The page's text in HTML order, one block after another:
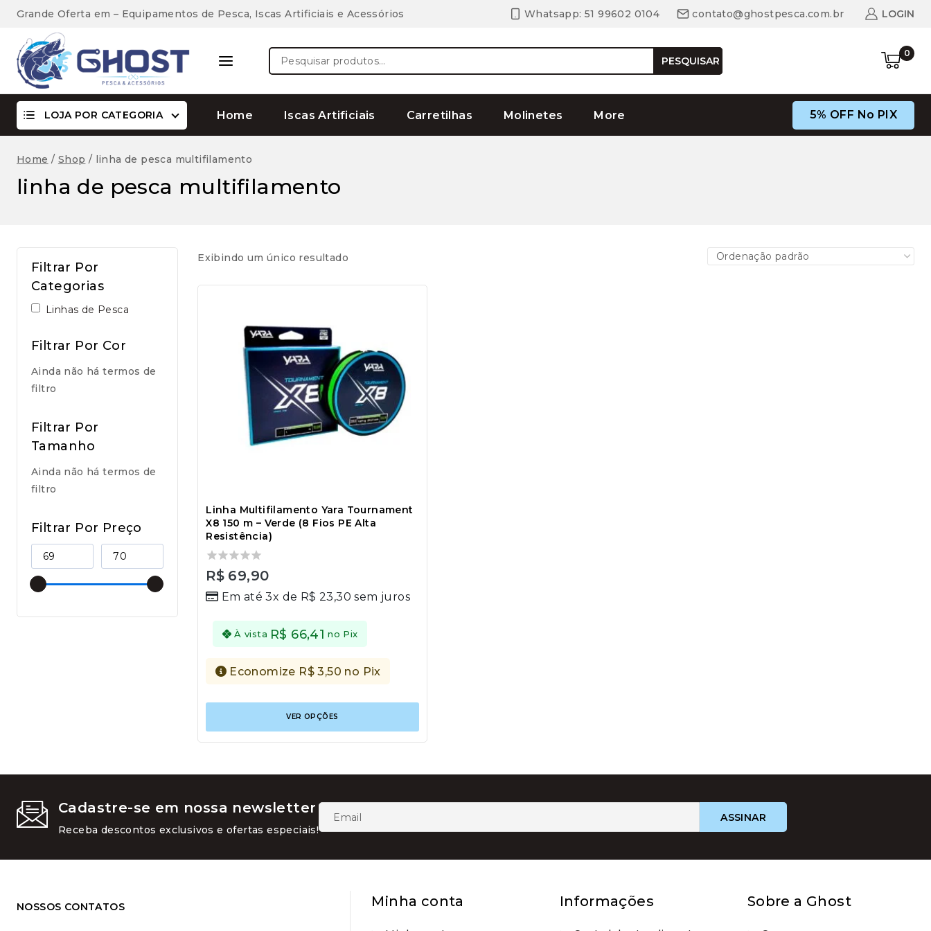
Grande Oferta em – Equipamentos de Pesca, Iscas Artificiais e Acessórios Whatsapp: 51 99602 0104 contato@ghostpesca.com.br LOGIN
Pesquisar
por:
PESQUISAR
0
LOJA POR CATEGORIA Home Iscas Artificiais Carretilhas Molinetes More 5% OFF No PIX
Home / Shop / linha de pesca multifilamento
linha de pesca multifilamento
Exibindo um único resultado
Linha Multifilamento Yara Tournament
X8 150 m – Verde (8 Fios PE Alta
Resistência)
0
of
R$ 69,90
Em até 3x de R$23,30 sem juros
À vista R$ 66,41 no Pix
Economize R$3,50 no Pix
VER OPÇÕES
Este
tem
várias
na
do
Filtrar Por
Categorias
Linhas de Pesca
Filtrar Por Cor
Ainda não há termos de
filtro
Filtrar Por
Tamanho
Ainda não há termos de
filtro
Filtrar Por Preço
Cadastre-se em nossa newsletter
Receba descontos exclusivos e ofertas especiais!
NOSSOS CONTATOS Minha conta Informações Sobre a Ghost